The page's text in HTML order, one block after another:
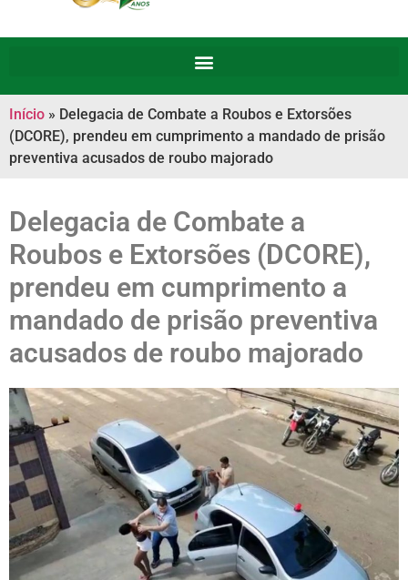
Início » Delegacia de Combate a Roubos e Extorsões
(DCORE), prendeu em cumprimento a mandado de prisão
preventiva acusados de roubo majorado
Delegacia de Combate a
Roubos e Extorsões (DCORE),
prendeu em cumprimento a
mandado de prisão preventiva
acusados de roubo majorado